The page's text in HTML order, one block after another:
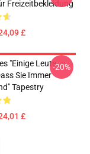
Freizeitbekleidung
£
"Einige Leute
Sie Immer
Tapestry
£
-20%